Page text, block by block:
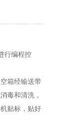
行编程控
箱经输送带
毒和清洗，
贴标，贴好